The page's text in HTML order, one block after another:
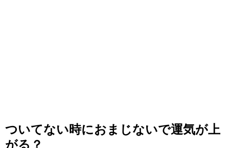
ついてない時におまじないで運気が上
がる？